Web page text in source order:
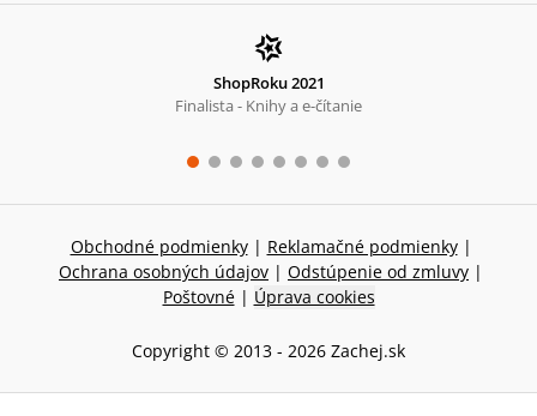
ShopRoku 2021
Finalista - Knihy a e-čítanie
Obchodné podmienky | Reklamačné podmienky |
Ochrana osobných údajov | Odstúpenie od zmluvy |
Poštovné | Úprava cookies
Copyright © 2013 - 2026 Zachej.sk